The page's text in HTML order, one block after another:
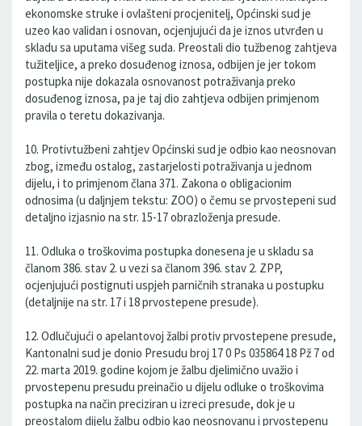
ekonomske struke i ovlašteni procjenitelj, Općinski sud je
uzeo kao validan i osnovan, ocjenjujući da je iznos utvrđen u
skladu sa uputama višeg suda. Preostali dio tužbenog zahtjeva
tužiteljice, a preko dosuđenog iznosa, odbijen je jer tokom
postupka nije dokazala osnovanost potraživanja preko
dosuđenog iznosa, pa je taj dio zahtjeva odbijen primjenom
pravila o teretu dokazivanja.
10. Protivtužbeni zahtjev Općinski sud je odbio kao neosnovan
zbog, između ostalog, zastarjelosti potraživanja u jednom
dijelu, i to primjenom člana 371. Zakona o obligacionim
odnosima (u daljnjem tekstu: ZOO) o čemu se prvostepeni sud
detaljno izjasnio na str. 15-17 obrazloženja presude.
11. Odluka o troškovima postupka donesena je u skladu sa
članom 386. stav 2. u vezi sa članom 396. stav 2. ZPP,
ocjenjujući postignuti uspjeh parničnih stranaka u postupku
(detaljnije na str. 17 i 18 prvostepene presude).
12. Odlučujući o apelantovoj žalbi protiv prvostepene presude,
Kantonalni sud je donio Presudu broj 17 0 Ps 035864 18 Pž 7 od
22. marta 2019. godine kojom je žalbu djelimično uvažio i
prvostepenu presudu preinačio u dijelu odluke o troškovima
postupka na način preciziran u izreci presude, dok je u
preostalom dijelu žalbu odbio kao neosnovаnu i prvostepenu